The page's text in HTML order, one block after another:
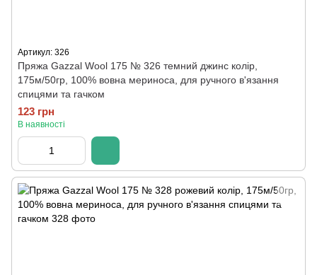
Артикул: 326
Пряжа Gazzal Wool 175 № 326 темний джинс колір,
175м/50гр, 100% вовна мериноса, для ручного в'язання
спицями та гачком
123 грн
В наявності